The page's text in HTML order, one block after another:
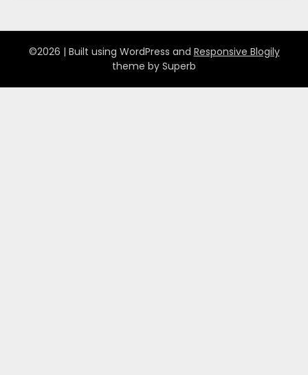
©2026 | Built using WordPress and Responsive Blogily
theme by Superb